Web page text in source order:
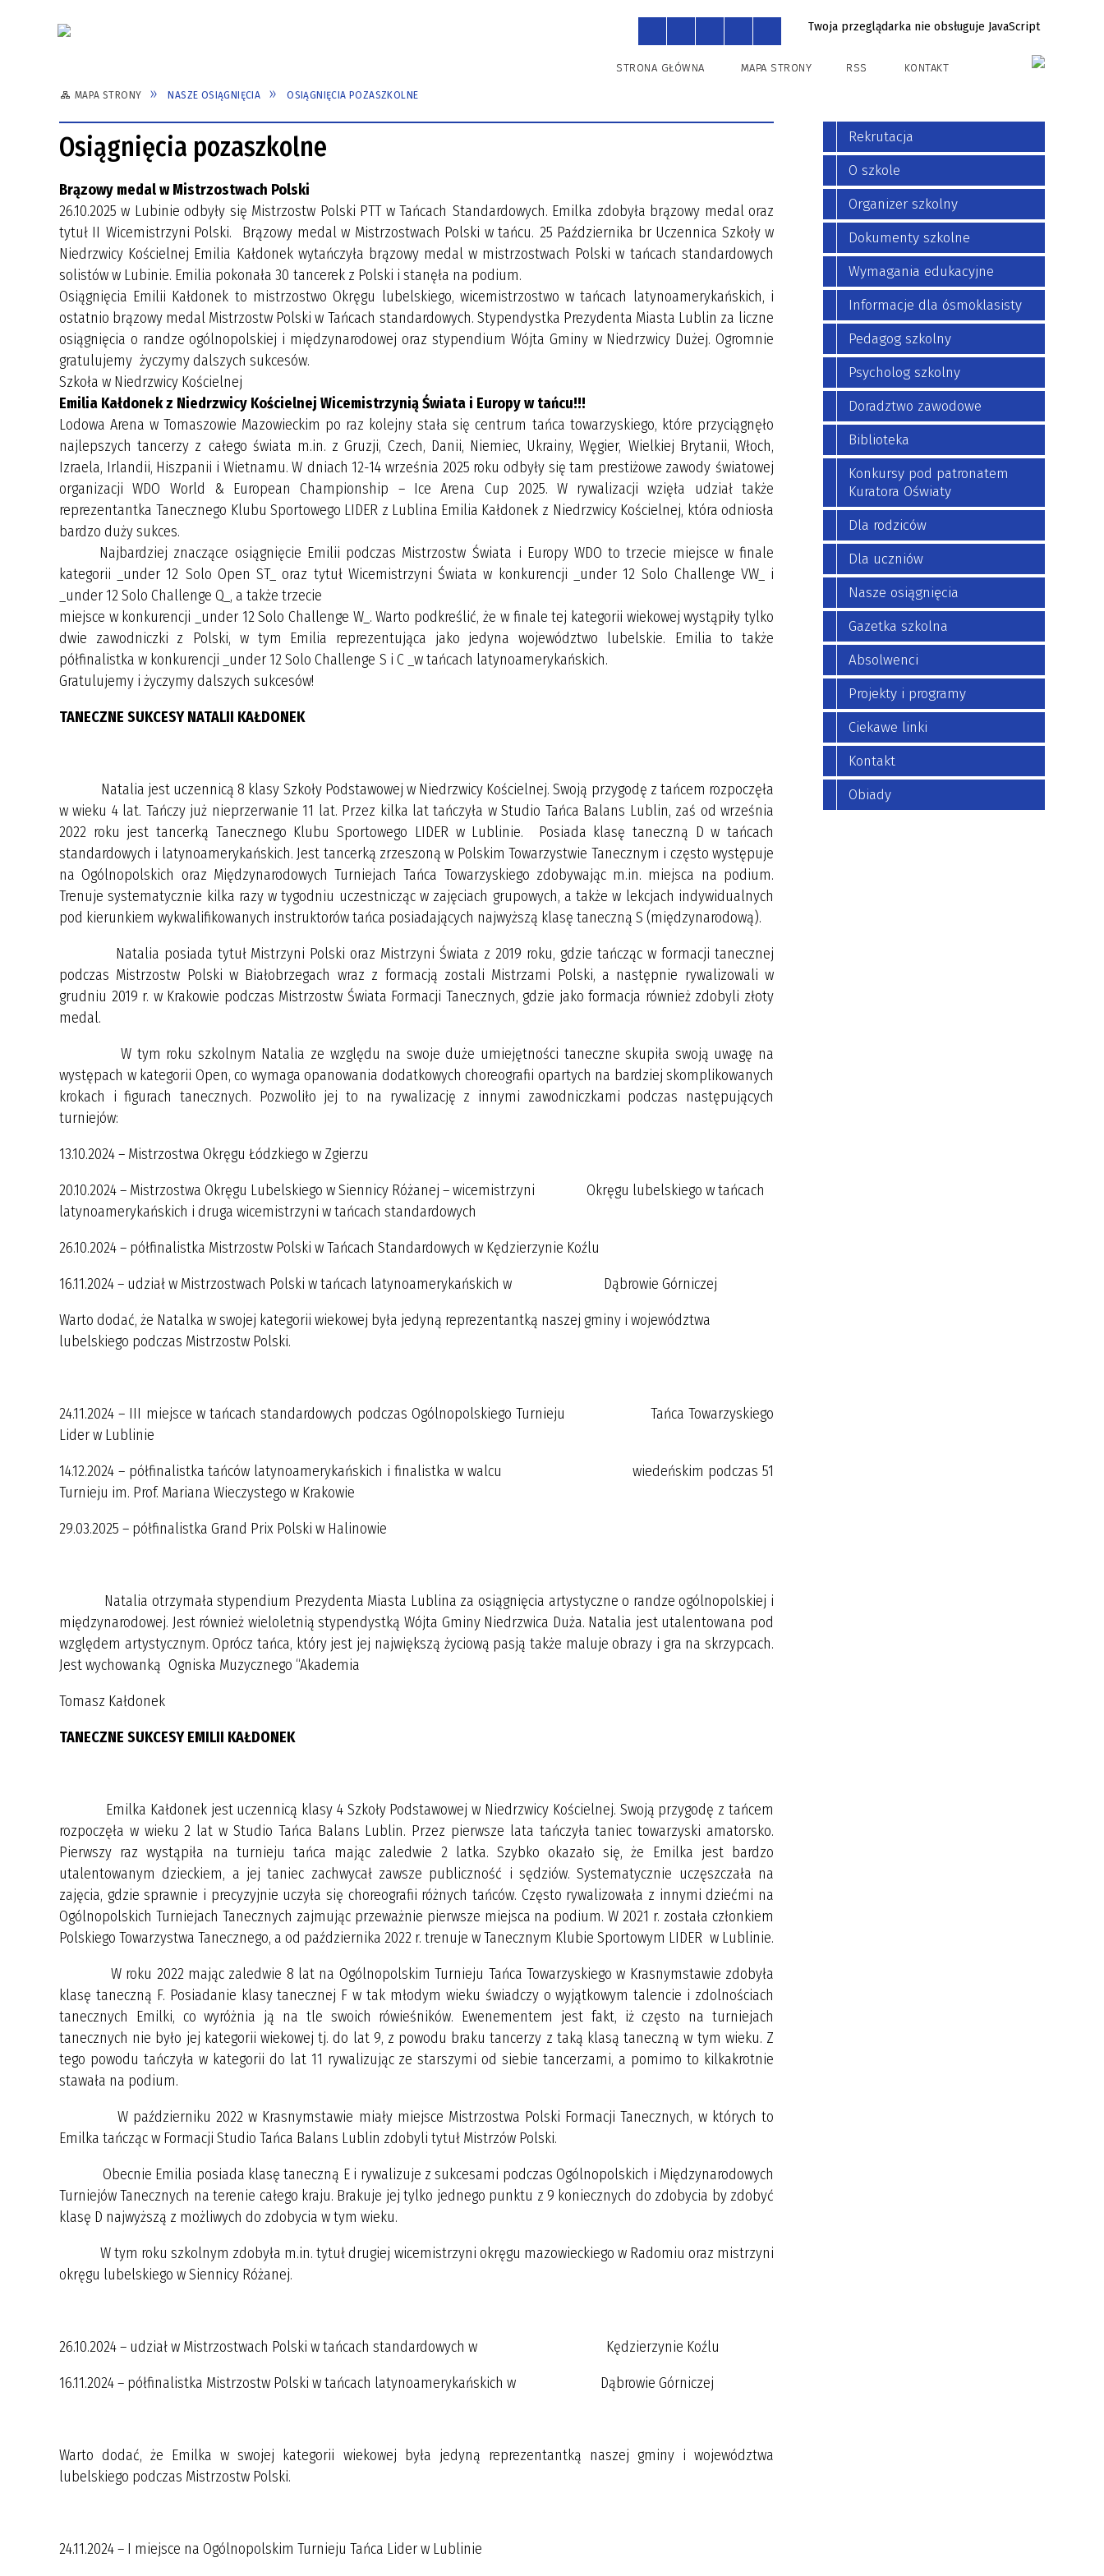
Twoja przeglądarka nie obsługuje JavaScript
STRONA GŁÓWNA MAPA STRONY RSS KONTAKT
PATRON SZKOŁY DYREKTOR NAUCZYCIELE ADMINISTRACJA
SAMORZĄD UCZNIOWSKI
Dla Uczniów
TURYSTYKA SPORT KONKURSY WOLONTARIAT
Dla Rodziców
UBEZPIECZENIE HARMONOGRAM ŚWIETLIC PLANY ZAJĘĆ DOWOZY
E-DZIENNIK - PIERWSZE
REGULAMIN DZIENNIKA
OBIADOWE MENU
Kontakt
MAPA STRONY NASZE OSIĄGNIĘCIA OSIĄGNIĘCIA POZASZKOLNE
Osiągnięcia pozaszkolne
Brązowy medal w Mistrzostwach Polski
26.10.2025 w Lubinie odbyły się Mistrzostw Polski PTT w Tańcach Standardowych. Emilka zdobyła brązowy medal oraz
tytuł II Wicemistrzyni Polski. Brązowy medal w Mistrzostwach Polski w tańcu. 25 Października br Uczennica Szkoły w
Niedrzwicy Kościelnej Emilia Kałdonek wytańczyła brązowy medal w mistrzostwach Polski w tańcach standardowych
solistów w Lubinie. Emilia pokonała 30 tancerek z Polski i stanęła na podium.
Osiągnięcia Emilii Kałdonek to mistrzostwo Okręgu lubelskiego, wicemistrzostwo w tańcach latynoamerykańskich, i
ostatnio brązowy medal Mistrzostw Polski w Tańcach standardowych. Stypendystka Prezydenta Miasta Lublin za liczne
osiągnięcia o randze ogólnopolskiej i międzynarodowej oraz stypendium Wójta Gminy w Niedrzwicy Dużej. Ogromnie
gratulujemy życzymy dalszych sukcesów.
Szkoła w Niedrzwicy Kościelnej
Emilia Kałdonek z Niedrzwicy Kościelnej Wicemistrzynią Świata i Europy w tańcu!!!
Lodowa Arena w Tomaszowie Mazowieckim po raz kolejny stała się centrum tańca towarzyskiego, które przyciągnęło
najlepszych tancerzy z całego świata m.in. z Gruzji, Czech, Danii, Niemiec, Ukrainy, Węgier, Wielkiej Brytanii, Włoch,
Izraela, Irlandii, Hiszpanii i Wietnamu. W dniach 12-14 września 2025 roku odbyły się tam prestiżowe zawody światowej
organizacji WDO World & European Championship – Ice Arena Cup 2025. W rywalizacji wzięła udział także
reprezentantka Tanecznego Klubu Sportowego LIDER z Lublina Emilia Kałdonek z Niedrzwicy Kościelnej, która odniosła
bardzo duży sukces.
Najbardziej znaczące osiągnięcie Emilii podczas Mistrzostw Świata i Europy WDO to trzecie miejsce w finale
kategorii _under 12 Solo Open ST_ oraz tytuł Wicemistrzyni Świata w konkurencji _under 12 Solo Challenge VW_ i
_under 12 Solo Challenge Q_, a także trzecie
miejsce w konkurencji _under 12 Solo Challenge W_. Warto podkreślić, że w finale tej kategorii wiekowej wystąpiły tylko
dwie zawodniczki z Polski, w tym Emilia reprezentująca jako jedyna województwo lubelskie. Emilia to także
półfinalistka w konkurencji _under 12 Solo Challenge S i C _w tańcach latynoamerykańskich.
Gratulujemy i życzymy dalszych sukcesów!
TANECZNE SUKCESY NATALII KAŁDONEK
Natalia jest uczennicą 8 klasy Szkoły Podstawowej w Niedrzwicy Kościelnej. Swoją przygodę z tańcem rozpoczęła
w wieku 4 lat. Tańczy już nieprzerwanie 11 lat. Przez kilka lat tańczyła w Studio Tańca Balans Lublin, zaś od września
2022 roku jest tancerką Tanecznego Klubu Sportowego LIDER w Lublinie. Posiada klasę taneczną D w tańcach
standardowych i latynoamerykańskich. Jest tancerką zrzeszoną w Polskim Towarzystwie Tanecznym i często występuje
na Ogólnopolskich oraz Międzynarodowych Turniejach Tańca Towarzyskiego zdobywając m.in. miejsca na podium.
Trenuje systematycznie kilka razy w tygodniu uczestnicząc w zajęciach grupowych, a także w lekcjach indywidualnych
pod kierunkiem wykwalifikowanych instruktorów tańca posiadających najwyższą klasę taneczną S (międzynarodową).
Natalia posiada tytuł Mistrzyni Polski oraz Mistrzyni Świata z 2019 roku, gdzie tańcząc w formacji tanecznej
podczas Mistrzostw Polski w Białobrzegach wraz z formacją zostali Mistrzami Polski, a następnie rywalizowali w
grudniu 2019 r. w Krakowie podczas Mistrzostw Świata Formacji Tanecznych, gdzie jako formacja również zdobyli złoty
medal.
W tym roku szkolnym Natalia ze względu na swoje duże umiejętności taneczne skupiła swoją uwagę na
występach w kategorii Open, co wymaga opanowania dodatkowych choreografii opartych na bardziej skomplikowanych
krokach i figurach tanecznych. Pozwoliło jej to na rywalizację z innymi zawodniczkami podczas następujących
turniejów:
13.10.2024 – Mistrzostwa Okręgu Łódzkiego w Zgierzu
20.10.2024 – Mistrzostwa Okręgu Lubelskiego w Siennicy Różanej – wicemistrzyni Okręgu lubelskiego w tańcach
latynoamerykańskich i druga wicemistrzyni w tańcach standardowych
26.10.2024 – półfinalistka Mistrzostw Polski w Tańcach Standardowych w Kędzierzynie Koźlu
16.11.2024 – udział w Mistrzostwach Polski w tańcach latynoamerykańskich w Dąbrowie Górniczej
Warto dodać, że Natalka w swojej kategorii wiekowej była jedyną reprezentantką naszej gminy i województwa
lubelskiego podczas Mistrzostw Polski.
24.11.2024 – III miejsce w tańcach standardowych podczas Ogólnopolskiego Turnieju Tańca Towarzyskiego
Lider w Lublinie
14.12.2024 – półfinalistka tańców latynoamerykańskich i finalistka w walcu wiedeńskim podczas 51
Turnieju im. Prof. Mariana Wieczystego w Krakowie
29.03.2025 – półfinalistka Grand Prix Polski w Halinowie
Natalia otrzymała stypendium Prezydenta Miasta Lublina za osiągnięcia artystyczne o randze ogólnopolskiej i
międzynarodowej. Jest również wieloletnią stypendystką Wójta Gminy Niedrzwica Duża. Natalia jest utalentowana pod
względem artystycznym. Oprócz tańca, który jest jej największą życiową pasją także maluje obrazy i gra na skrzypcach.
Jest wychowanką Ogniska Muzycznego “Akademia
Tomasz Kałdonek
TANECZNE SUKCESY EMILII KAŁDONEK
Emilka Kałdonek jest uczennicą klasy 4 Szkoły Podstawowej w Niedrzwicy Kościelnej. Swoją przygodę z tańcem
rozpoczęła w wieku 2 lat w Studio Tańca Balans Lublin. Przez pierwsze lata tańczyła taniec towarzyski amatorsko.
Pierwszy raz wystąpiła na turnieju tańca mając zaledwie 2 latka. Szybko okazało się, że Emilka jest bardzo
utalentowanym dzieckiem, a jej taniec zachwycał zawsze publiczność i sędziów. Systematycznie uczęszczała na
zajęcia, gdzie sprawnie i precyzyjnie uczyła się choreografii różnych tańców. Często rywalizowała z innymi dziećmi na
Ogólnopolskich Turniejach Tanecznych zajmując przeważnie pierwsze miejsca na podium. W 2021 r. została członkiem
Polskiego Towarzystwa Tanecznego, a od października 2022 r. trenuje w Tanecznym Klubie Sportowym LIDER w Lublinie.
W roku 2022 mając zaledwie 8 lat na Ogólnopolskim Turnieju Tańca Towarzyskiego w Krasnymstawie zdobyła
klasę taneczną F. Posiadanie klasy tanecznej F w tak młodym wieku świadczy o wyjątkowym talencie i zdolnościach
tanecznych Emilki, co wyróżnia ją na tle swoich rówieśników. Ewenementem jest fakt, iż często na turniejach
tanecznych nie było jej kategorii wiekowej tj. do lat 9, z powodu braku tancerzy z taką klasą taneczną w tym wieku. Z
tego powodu tańczyła w kategorii do lat 11 rywalizując ze starszymi od siebie tancerzami, a pomimo to kilkakrotnie
stawała na podium.
W październiku 2022 w Krasnymstawie miały miejsce Mistrzostwa Polski Formacji Tanecznych, w których to
Emilka tańcząc w Formacji Studio Tańca Balans Lublin zdobyli tytuł Mistrzów Polski.
Obecnie Emilia posiada klasę taneczną E i rywalizuje z sukcesami podczas Ogólnopolskich i Międzynarodowych
Turniejów Tanecznych na terenie całego kraju. Brakuje jej tylko jednego punktu z 9 koniecznych do zdobycia by zdobyć
klasę D najwyższą z możliwych do zdobycia w tym wieku.
W tym roku szkolnym zdobyła m.in. tytuł drugiej wicemistrzyni okręgu mazowieckiego w Radomiu oraz mistrzyni
okręgu lubelskiego w Siennicy Różanej.
26.10.2024 – udział w Mistrzostwach Polski w tańcach standardowych w Kędzierzynie Koźlu
16.11.2024 – półfinalistka Mistrzostw Polski w tańcach latynoamerykańskich w Dąbrowie Górniczej
Warto dodać, że Emilka w swojej kategorii wiekowej była jedyną reprezentantką naszej gminy i województwa
lubelskiego podczas Mistrzostw Polski.
24.11.2024 – I miejsce na Ogólnopolskim Turnieju Tańca Lider w Lublinie
Rekrutacja
O szkole
Organizer szkolny
Dokumenty szkolne
Wymagania edukacyjne
Informacje dla ósmoklasisty
Pedagog szkolny
Psycholog szkolny
Doradztwo zawodowe
Biblioteka
Konkursy pod patronatem
Kuratora Oświaty
Dla rodziców
Dla uczniów
Nasze osiągnięcia
Gazetka szkolna
Absolwenci
Projekty i programy
Ciekawe linki
Kontakt
Obiady